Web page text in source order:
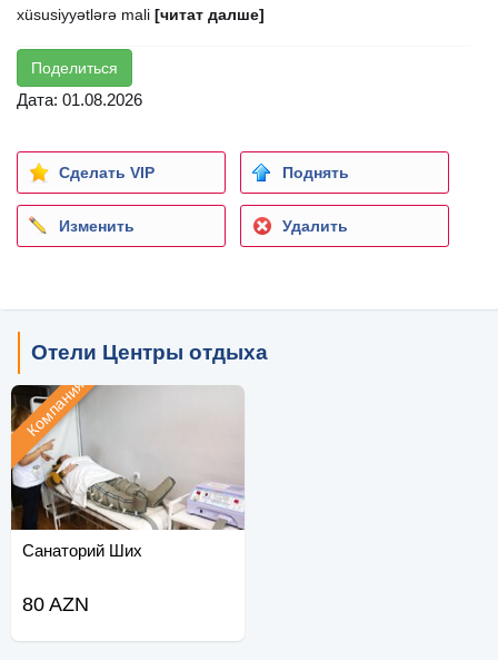
xüsusiyyətlərə mali [читат далше]
Поделиться
Дата: 01.08.2026
Сделать VIP Поднять
Изменить Удалить
Отели Центры отдыха
Санаторий Ших
Компания
80 AZN